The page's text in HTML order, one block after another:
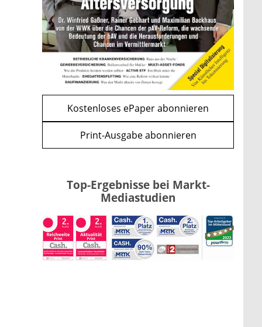
WEITERE ARTIKEL
zurückweiter
und CLARITY Act geben die
Richtung vor
mehr
Kostenloses ePaper abonnieren
Print-Ausgabe abonnieren
Top-Ergebnisse bei Markt-
Mediastudien